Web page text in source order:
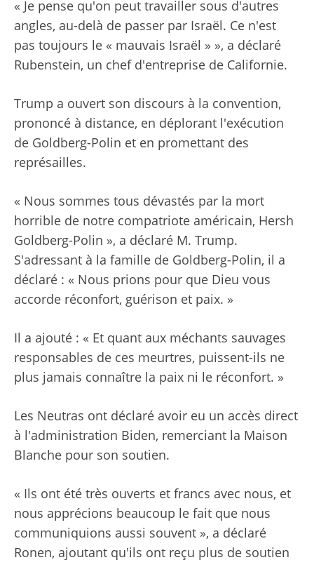
« Je pense qu'on peut travailler sous d'autres
angles, au-delà de passer par Israël. Ce n'est
pas toujours le « mauvais Israël » », a déclaré
Rubenstein, un chef d'entreprise de Californie.
Trump a ouvert son discours à la convention,
prononcé à distance, en déplorant l'exécution
de Goldberg-Polin et en promettant des
représailles.
« Nous sommes tous dévastés par la mort
horrible de notre compatriote américain, Hersh
Goldberg-Polin », a déclaré M. Trump.
S'adressant à la famille de Goldberg-Polin, il a
déclaré : « Nous prions pour que Dieu vous
accorde réconfort, guérison et paix. »
Il a ajouté : « Et quant aux méchants sauvages
responsables de ces meurtres, puissent-ils ne
plus jamais connaître la paix ni le réconfort. »
Les Neutras ont déclaré avoir eu un accès direct
à l'administration Biden, remerciant la Maison
Blanche pour son soutien.
« Ils ont été très ouverts et francs avec nous, et
nous apprécions beaucoup le fait que nous
communiquions aussi souvent », a déclaré
Ronen, ajoutant qu'ils ont reçu plus de soutien